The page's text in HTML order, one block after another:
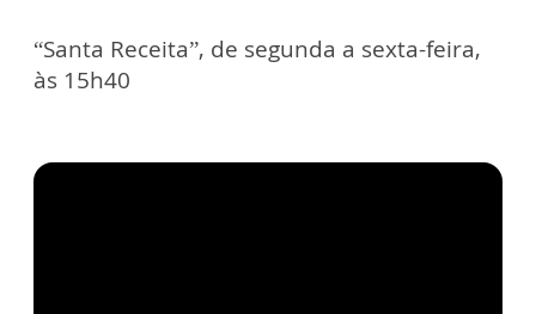
“Santa Receita”, de segunda a sexta-feira,
às 15h40